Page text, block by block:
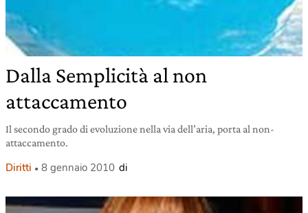
Dalla Semplicità al non
attaccamento
Il secondo grado di evoluzione nella via dell’aria, porta al non-
attaccamento.
Diritti 8 gennaio 2010 di